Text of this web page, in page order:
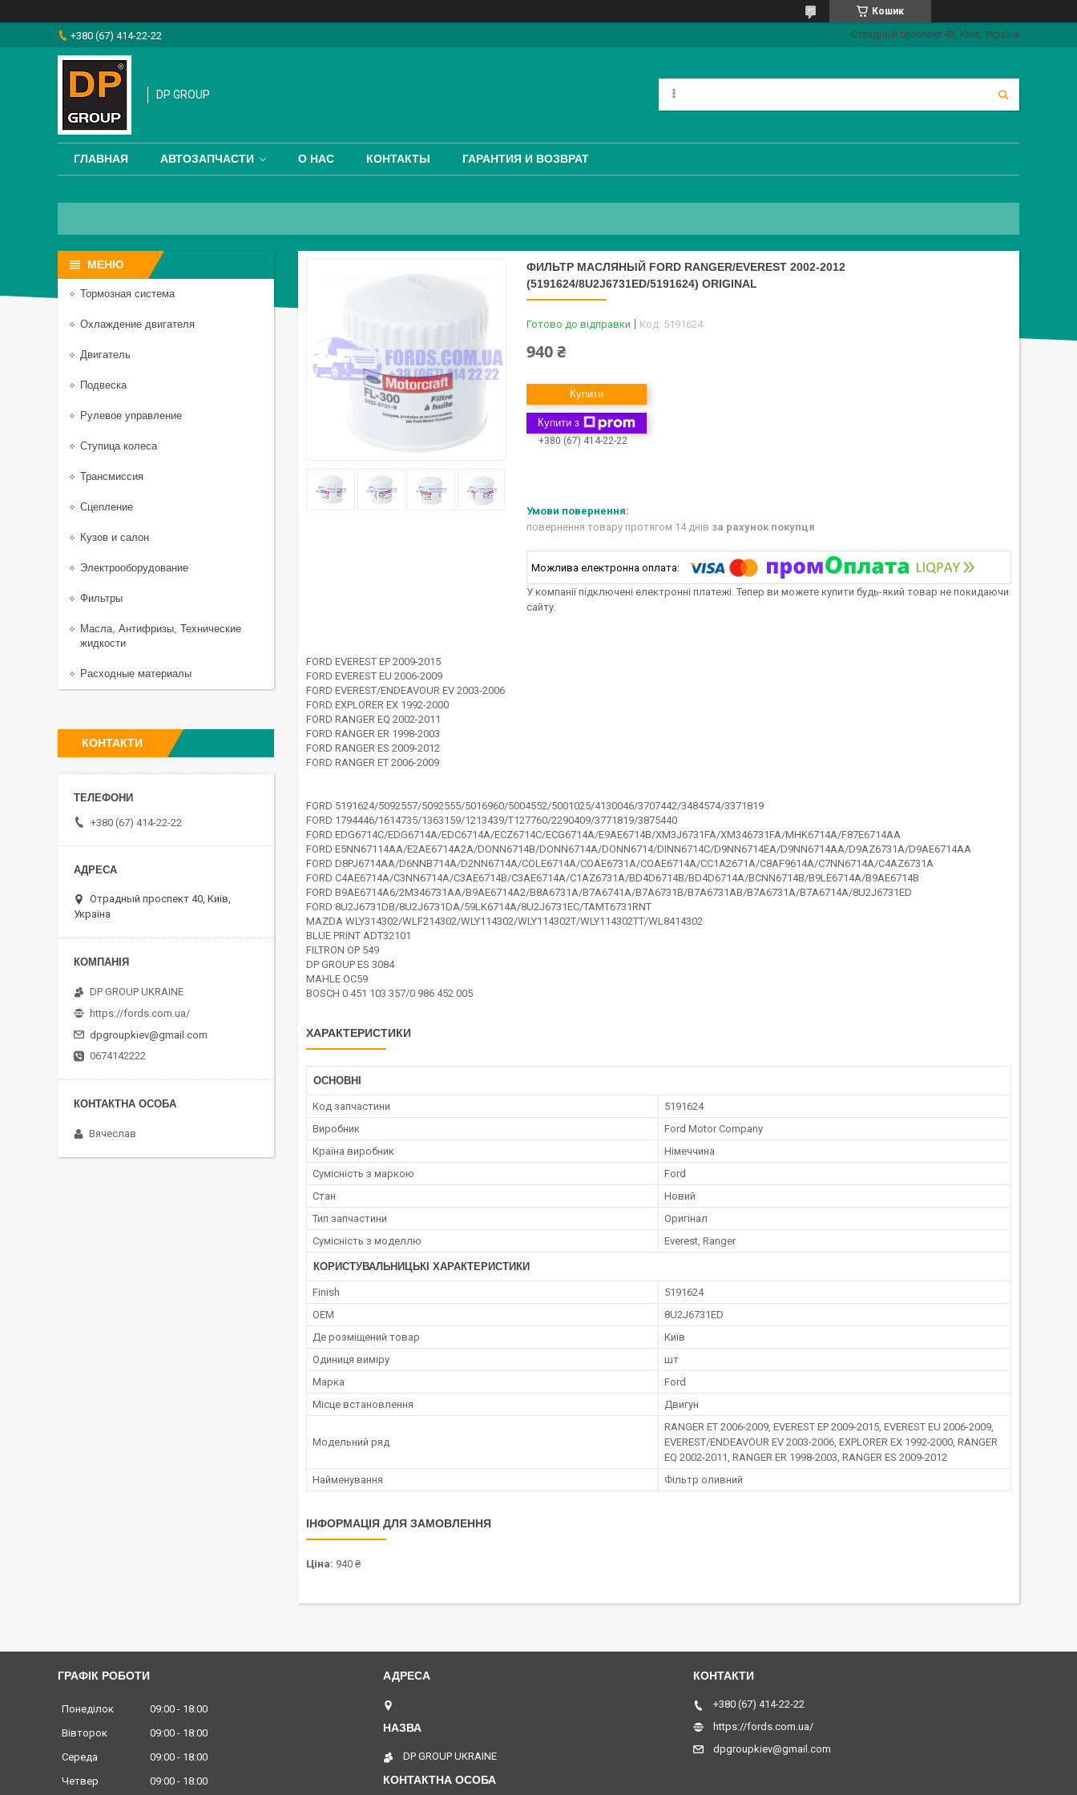
Кошик
+380 (67) 414-22-22 Отрадный проспект 40, Київ, Україна
DP GROUP
ГЛАВНАЯ АВТОЗАПЧАСТИ О НАС КОНТАКТЫ ГАРАНТИЯ И ВОЗВРАТ
ФИЛЬТР МАСЛЯНЫЙ FORD RANGER/EVEREST 2002-2012
(5191624/8U2J6731ED/5191624) ORIGINAL
Готово до відправки Код: 5191624
940 ₴
Купити
Купити з
+380 (67) 414-22-22
повернення товару протягом 14 днів за рахунок покупця
У компанії підключені електронні платежі. Тепер ви можете купити будь-який товар не покидаючи
сайту.
FORD EVEREST EP 2009-2015
FORD EVEREST EU 2006-2009
FORD EVEREST/ENDEAVOUR EV 2003-2006
FORD EXPLORER EX 1992-2000
FORD RANGER EQ 2002-2011
FORD RANGER ER 1998-2003
FORD RANGER ES 2009-2012
FORD RANGER ET 2006-2009
FORD 5191624/5092557/5092555/5016960/5004552/5001025/4130046/3707442/3484574/3371819
FORD 1794446/1614735/1363159/1213439/T127760/2290409/3771819/3875440
FORD EDG6714C/EDG6714A/EDC6714A/ECZ6714C/ECG6714A/E9AE6714B/XM3J6731FA/XM346731FA/MHK6714A/F87E6714AA
FORD E5NN67114AA/E2AE6714A2A/DONN6714B/DONN6714A/DONN6714/DINN6714C/D9NN6714EA/D9NN6714AA/D9AZ6731A/D9AE6714AA
FORD D8PJ6714AA/D6NNB714A/D2NN6714A/COLE6714A/COAE6731A/COAE6714A/CC1A2671A/C8AF9614A/C7NN6714A/C4AZ6731A
FORD C4AE6714A/C3NN6714A/C3AE6714B/C3AE6714A/C1AZ6731A/BD4D6714B/BD4D6714A/BCNN6714B/B9LE6714A/B9AE6714B
FORD B9AE6714A6/2M346731AA/B9AE6714A2/B8A6731A/B7A6741A/B7A6731B/B7A6731AB/B7A6731A/B7A6714A/8U2J6731ED
FORD 8U2J6731DB/8U2J6731DA/59LK6714A/8U2J6731EC/TAMT6731RNT
MAZDA WLY314302/WLF214302/WLY114302/WLY114302T/WLY114302TT/WL8414302
BLUE PRINT ADT32101
FILTRON OP 549
DP GROUP ES 3084
MAHLE OC59
BOSCH 0 451 103 357/0 986 452 005
ХАРАКТЕРИСТИКИ
ОСНОВНІ
Код запчастини
5191624
Виробник
Ford Motor Company
Країна виробник
Німеччина
Сумісність з маркою
Ford
Стан
Новий
Тип запчастини
Оригінал
Сумісність з моделлю
Everest, Ranger
КОРИСТУВАЛЬНИЦЬКІ ХАРАКТЕРИСТИКИ
Finish
5191624
OEM
8U2J6731ED
Де розміщений товар
Київ
Одиниця виміру
шт
Марка
Ford
Місце встановлення
Двигун
Модельний ряд
RANGER ET 2006-2009, EVEREST EP 2009-2015, EVEREST EU 2006-2009,
EVEREST/ENDEAVOUR EV 2003-2006, EXPLORER EX 1992-2000, RANGER
EQ 2002-2011, RANGER ER 1998-2003, RANGER ES 2009-2012
Найменування
Фільтр оливний
ІНФОРМАЦІЯ ДЛЯ ЗАМОВЛЕННЯ
Ціна: 940 ₴
Тормозная система
Охлаждение двигателя
Двигатель
Подвеска
Рулевое управление
Ступица колеса
Трансмиссия
Сцепление
Кузов и салон
Электрооборудование
Фильтры
Масла, Антифризы, Технические
жидкости
Расходные материалы
КОНТАКТИ
+380 (67) 414-22-22
Отрадный проспект 40, Київ,
Україна
DP GROUP UKRAINE
https://fords.com.ua/
dpgroupkiev@gmail.com
0674142222
Вячеслав
ГРАФІК РОБОТИ
Понеділок 09:00
18:00
Вівторок
09:00
18:00
Середа
09:00
18:00
Четвер
09:00 18:00
DP GROUP UKRAINE
+380 (67) 414-22-22
https://fords.com.ua/
dpgroupkiev@gmail.com